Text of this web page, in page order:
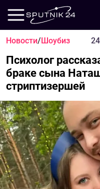
Новости/Шоубиз
Психолог
браке сына
стриптизершей